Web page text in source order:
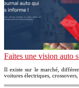
Faites une vision auto
Il existe sur le marché,
voitures électriques, crossovers,